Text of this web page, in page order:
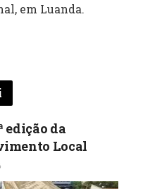
em Luanda.
edição da
Local